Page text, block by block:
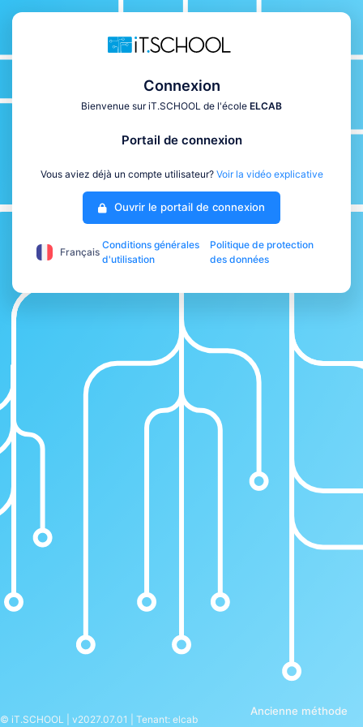
Connexion
Bienvenue sur iT.SCHOOL de l'école ELCAB
Portail de connexion
Vous aviez déjà un compte utilisateur? Voir la vidéo explicative
Ouvrir le portail de connexion
Français
Conditions générales
d'utilisation
Politique de protection
des données
© iT.SCHOOL | v2027.07.01 | Tenant: elcab
Ancienne méthode